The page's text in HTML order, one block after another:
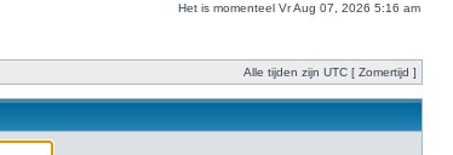
Het is momenteel Vr Aug 07, 2026 5:16 am
Alle tijden zijn UTC [ Zomertijd ]